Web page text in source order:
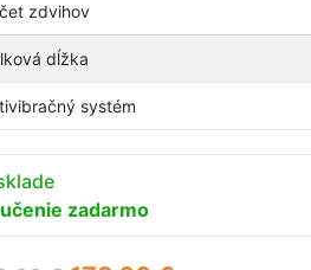
zdvihov
dĺžka
systém
zadarmo